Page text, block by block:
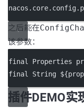
之后能在
该参数：
final Properties
final
String
插件DEMO实